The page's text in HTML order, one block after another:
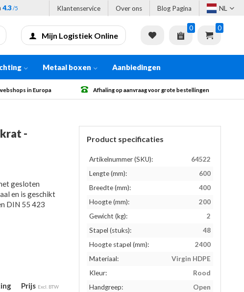
4.3/5 Klantenservice Over ons Blog Pagina NL
Mijn Logistiek Online
0 0
Metaal boxen Aanbiedingen
op aanvraag voor grote bestellingen Gratis verzending vanaf € 500 excl.
-
gesloten
en is geschikt
DIN 55 423
Prijs Excl. BTW
Product specificaties
Artikelnummer (SKU):
64522
Lengte (mm):
600
Breedte (mm):
400
Hoogte (mm):
200
Gewicht (kg):
2
Stapel (stuks):
48
Hoogte stapel (mm):
2400
Materiaal:
Virgin HDPE
Kleur:
Rood
Handgreep:
Open